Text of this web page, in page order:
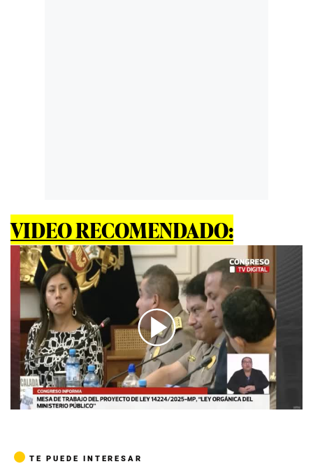
VIDEO RECOMENDADO:
00:00/01:50
TE PUEDE INTERESAR